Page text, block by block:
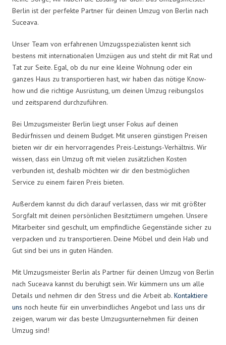
Berlin ist der perfekte Partner für deinen Umzug von Berlin nach
Suceava.
Unser Team von erfahrenen Umzugsspezialisten kennt sich
bestens mit internationalen Umzügen aus und steht dir mit Rat und
Tat zur Seite. Egal, ob du nur eine kleine Wohnung oder ein
ganzes Haus zu transportieren hast, wir haben das nötige Know-
how und die richtige Ausrüstung, um deinen Umzug reibungslos
und zeitsparend durchzuführen.
Bei Umzugsmeister Berlin liegt unser Fokus auf deinen
Bedürfnissen und deinem Budget. Mit unseren günstigen Preisen
bieten wir dir ein hervorragendes Preis-Leistungs-Verhältnis. Wir
wissen, dass ein Umzug oft mit vielen zusätzlichen Kosten
verbunden ist, deshalb möchten wir dir den bestmöglichen
Service zu einem fairen Preis bieten.
Außerdem kannst du dich darauf verlassen, dass wir mit größter
Sorgfalt mit deinen persönlichen Besitztümern umgehen. Unsere
Mitarbeiter sind geschult, um empfindliche Gegenstände sicher zu
verpacken und zu transportieren. Deine Möbel und dein Hab und
Gut sind bei uns in guten Händen.
Mit Umzugsmeister Berlin als Partner für deinen Umzug von Berlin
nach Suceava kannst du beruhigt sein. Wir kümmern uns um alle
Details und nehmen dir den Stress und die Arbeit ab. Kontaktiere
uns noch heute für ein unverbindliches Angebot und lass uns dir
zeigen, warum wir das beste Umzugsunternehmen für deinen
Umzug sind!